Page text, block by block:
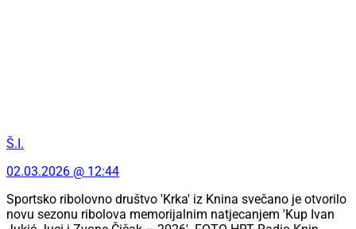
Š.I.
02.03.2026 @ 12:44
Sportsko ribolovno društvo 'Krka' iz Knina svečano je otvorilo
novu sezonu ribolova memorijalnim natjecanjem 'Kup Ivan